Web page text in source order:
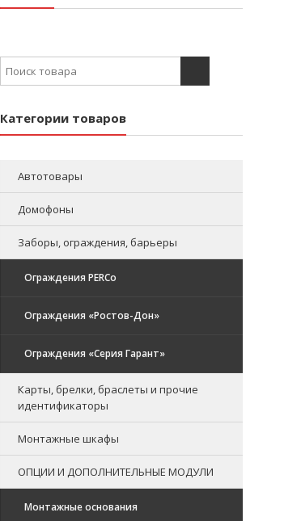
Search for:
Категории товаров
Автотовары
Домофоны
Заборы, ограждения, барьеры
Ограждения PERCo
Ограждения «Ростов-Дон»
Ограждения «Серия Гарант»
Карты, брелки, браслеты и прочие
идентификаторы
Монтажные шкафы
ОПЦИИ И ДОПОЛНИТЕЛЬНЫЕ МОДУЛИ
Монтажные основания